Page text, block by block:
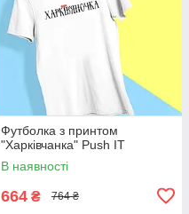
Футболка з принтом
"Харківчанка" Push IT
В наявності
664 ₴ 764 ₴